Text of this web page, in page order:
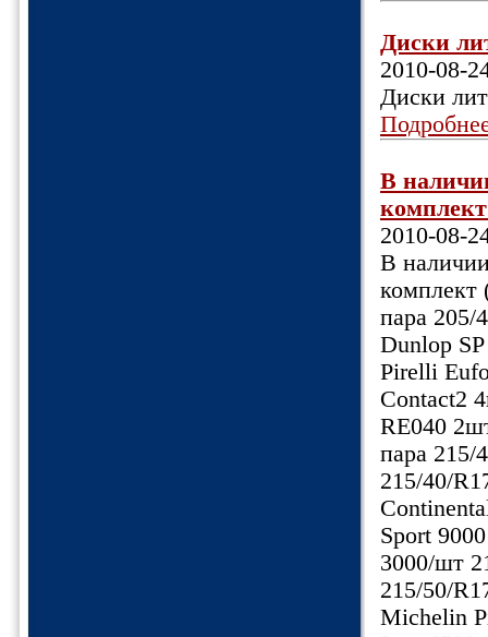
Диски
2010-08-
Диски
В
2010-08-
В
комплект
пара 205/
Dunlop
Pirelli
Contact2
RE040
пара 215/
215/40/
Sport
3000/шт
215/50/
Michelin